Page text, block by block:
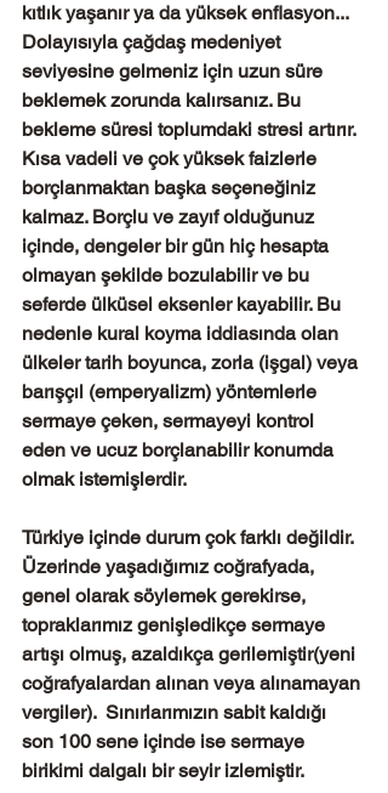
kıtlık yaşanır ya da yüksek enflasyon...
Dolayısıyla çağdaş medeniyet
seviyesine gelmeniz için uzun süre
beklemek zorunda kalırsanız. Bu
bekleme süresi toplumdaki stresi artırır.
Kısa vadeli ve çok yüksek faizlerle
borçlanmaktan başka seçeneğiniz
kalmaz. Borçlu ve zayıf olduğunuz
içinde, dengeler bir gün hiç hesapta
olmayan şekilde bozulabilir ve bu
seferde ülküsel eksenler kayabilir. Bu
nedenle kural koyma iddiasında olan
ülkeler tarih boyunca, zorla (işgal) veya
barışçıl (emperyalizm) yöntemlerle
sermaye çeken, sermayeyi kontrol
eden ve ucuz borçlanabilir konumda
olmak istemişlerdir.
Türkiye içinde durum çok farklı değildir.
Üzerinde yaşadığımız coğrafyada,
genel olarak söylemek gerekirse,
topraklarımız genişledikçe sermaye
artışı olmuş, azaldıkça gerilemiştir(yeni
coğrafyalardan alınan veya alınamayan
vergiler).  Sınırlarımızın sabit kaldığı
son 100 sene içinde ise sermaye
birikimi dalgalı bir seyir izlemiştir.